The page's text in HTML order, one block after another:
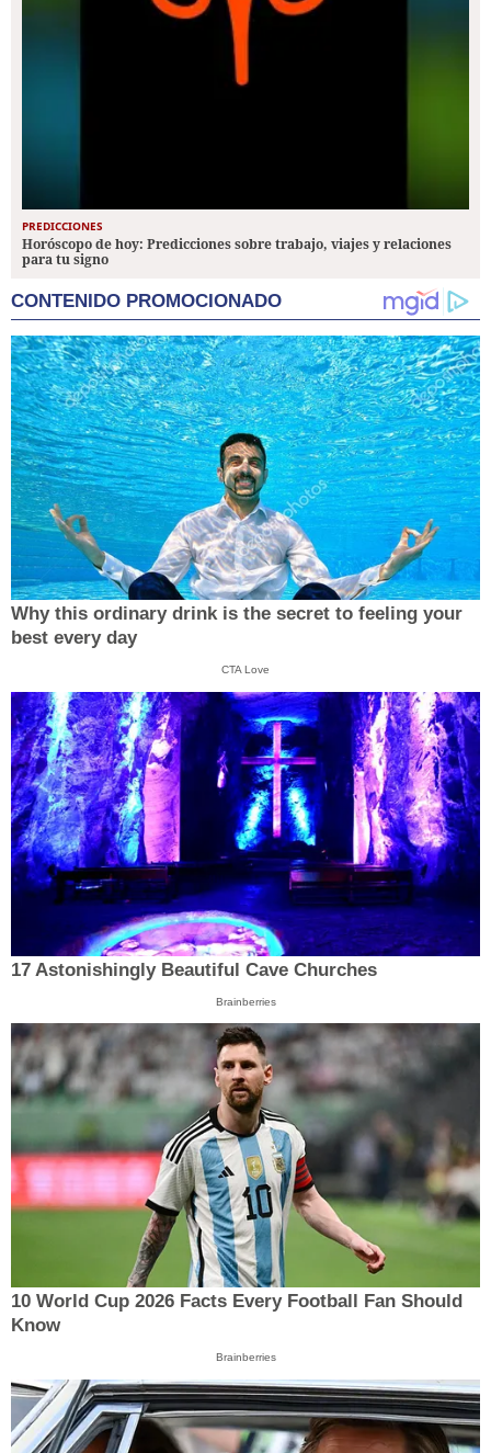
PREDICCIONES
Horóscopo de hoy: Predicciones sobre trabajo, viajes y relaciones
para tu signo
CONTENIDO PROMOCIONADO
Why this ordinary drink is the secret to feeling your
best every day
CTA Love
17 Astonishingly Beautiful Cave Churches
Brainberries
10 World Cup 2026 Facts Every Football Fan Should
Know
Brainberries